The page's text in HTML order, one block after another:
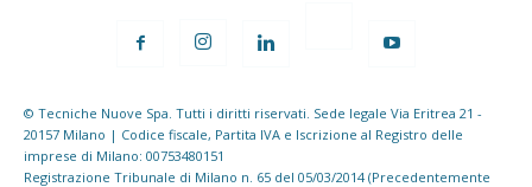
© Tecniche Nuove Spa. Tutti i diritti riservati. Sede legale Via Eritrea 21 -
20157 Milano | Codice fiscale, Partita IVA e Iscrizione al Registro delle
imprese di Milano: 00753480151
Registrazione Tribunale di Milano n. 65 del 05/03/2014 (Precedentemente